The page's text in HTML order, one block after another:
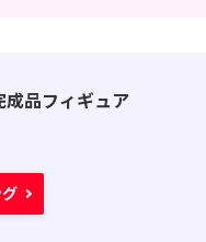
品フィギュア